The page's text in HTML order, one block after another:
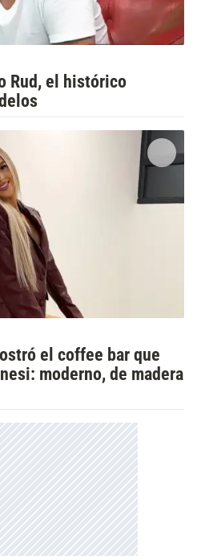
Rud, el histórico
el coffee bar que
moderno, de madera